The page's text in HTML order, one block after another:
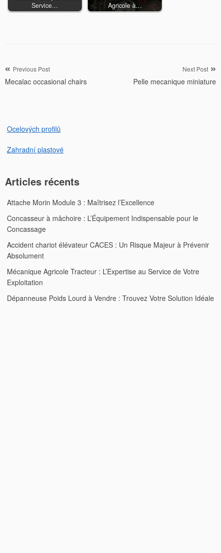
Service…
Agricole à…
Navigation
de
Previous Post
Mecalac occasional chairs
Next Post
Pelle mecanique miniature
Ocelových profilů
Zahradní plastové
Articles récents
Attache Morin Module 3 : Maîtrisez l’Excellence
Concasseur à mâchoire : L’Équipement Indispensable pour le
Concassage
Accident chariot élévateur CACES : Un Risque Majeur à Prévenir
Absolument
Mécanique Agricole Tracteur : L’Expertise au Service de Votre
Exploitation
Dépanneuse Poids Lourd à Vendre : Trouvez Votre Solution Idéale